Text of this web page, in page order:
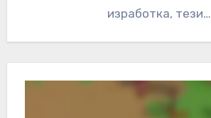
изработка, тези…